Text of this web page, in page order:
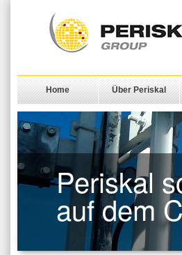
Home Über Periskal
Periskal
auf dem